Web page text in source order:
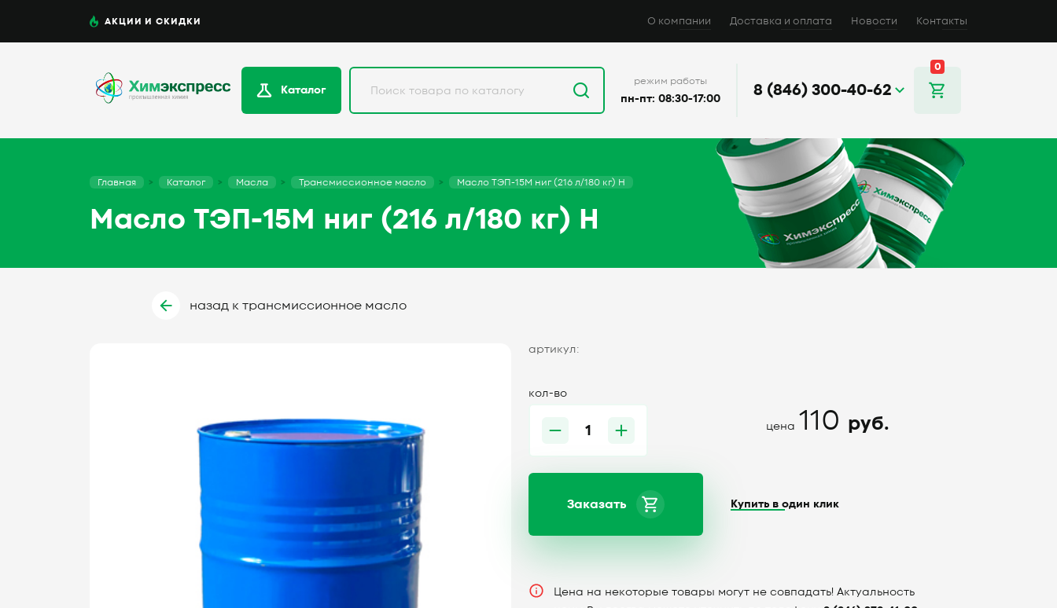
АКЦИИ И СКИДКИ О компании Доставка и оплата Новости Контакты
Каталог
режим работы
пн-пт: 08:30-17:00 8 (846) 300-40-62
0
Главная Каталог Масла Трансмиссионное масло Масло ТЭП-15М ниг (216 л/180 кг) Н
Масло ТЭП-15М ниг (216 л/180 кг) Н
назад к трансмиссионное масло
артикул:
кол-во
цена 110 руб.
Заказать Купить в один клик
Цена на некоторые товары могут не совпадать! Актуальность